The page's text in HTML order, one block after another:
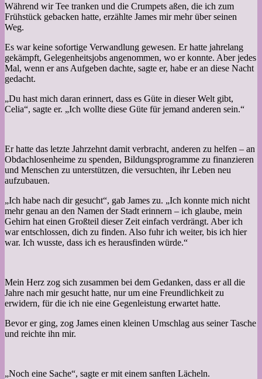
Während wir Tee tranken und die Crumpets aßen, die ich zum
Frühstück gebacken hatte, erzählte James mir mehr über seinen
Weg.
Es war keine sofortige Verwandlung gewesen. Er hatte jahrelang
gekämpft, Gelegenheitsjobs angenommen, wo er konnte. Aber jedes
Mal, wenn er ans Aufgeben dachte, sagte er, habe er an diese Nacht
gedacht.
„Du hast mich daran erinnert, dass es Güte in dieser Welt gibt,
Celia“, sagte er. „Ich wollte diese Güte für jemand anderen sein.“
Er hatte das letzte Jahrzehnt damit verbracht, anderen zu helfen – an
Obdachlosenheime zu spenden, Bildungsprogramme zu finanzieren
und Menschen zu unterstützen, die versuchten, ihr Leben neu
aufzubauen.
„Ich habe nach dir gesucht“, gab James zu. „Ich konnte mich nicht
mehr genau an den Namen der Stadt erinnern – ich glaube, mein
Gehirn hat einen Großteil dieser Zeit einfach verdrängt. Aber ich
war entschlossen, dich zu finden. Also fuhr ich weiter, bis ich hier
war. Ich wusste, dass ich es herausfinden würde.“
Mein Herz zog sich zusammen bei dem Gedanken, dass er all die
Jahre nach mir gesucht hatte, nur um eine Freundlichkeit zu
erwidern, für die ich nie eine Gegenleistung erwartet hatte.
Bevor er ging, zog James einen kleinen Umschlag aus seiner Tasche
und reichte ihn mir.
„Noch eine Sache“, sagte er mit einem sanften Lächeln.